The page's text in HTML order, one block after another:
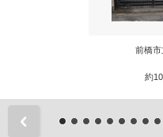
前橋
約